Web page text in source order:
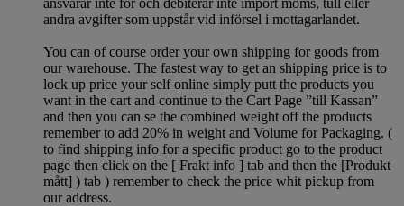
andra avgifter som uppstår vid införsel i mottagarlandet.
You can of course order your own shipping for goods from
our warehouse. The fastest way to get an shipping price is to
lock up price your self online simply putt the products you
want in the cart and continue to the Cart Page ”till Kassan”
and then you can se the combined weight off the products
remember to add 20% in weight and Volume for Packaging. (
to find shipping info for a specific product go to the product
page then click on the [ Frakt info ] tab and then the [Produkt
mått] ) tab ) rememberto check the price whit pickup from
our address.